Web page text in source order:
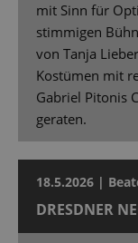
mit Sinn für
stimmigen
von Tanja
Kostümen mit
Gabriel Pitonis
geraten.
18.5.2026 |
DRESDNER